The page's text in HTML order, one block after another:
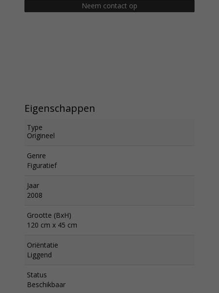
Neem contact op
Eigenschappen
Type
Origineel
Genre
Figuratief
Jaar
2008
Grootte (BxH)
120 cm x 45 cm
Oriëntatie
Liggend
Status
Beschikbaar